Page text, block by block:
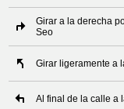
Girar a la derecha
Seo
Girar ligeramente a
Al final de la calle a